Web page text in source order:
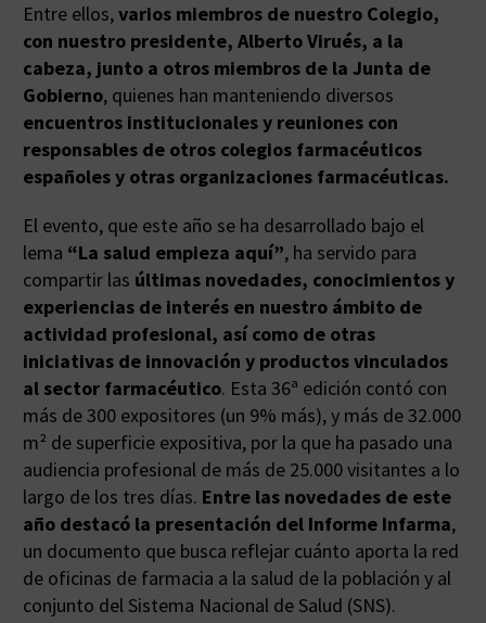
Entre ellos,varios miembros de nuestro Colegio,
con nuestro presidente, Alberto Virués, a la
cabeza, junto a otros miembros de la Junta de
Gobierno, quienes han manteniendo diversos
encuentros institucionales y reuniones con
responsables de otros colegios farmacéuticos
españoles y otras organizaciones farmacéuticas.
El evento, que este año se ha desarrollado bajo el
lema “La salud empieza aquí”, ha servido para
compartir las últimas novedades, conocimientos y
experiencias de interés en nuestro ámbito de
actividad profesional, así como de otras
iniciativas de innovación y productos vinculados
al sector farmacéutico. Esta 36ª edición contó con
más de 300 expositores (un 9% más), y más de 32.000
m² de superficie expositiva, por la que ha pasado una
audiencia profesional de más de 25.000 visitantes a lo
largo de los tres días. Entre las novedades de este
año destacó la presentación del Informe Infarma,
un documento que busca reflejar cuánto aporta la red
de oficinas de farmacia a la salud de la población y al
conjunto del Sistema Nacional de Salud (SNS).